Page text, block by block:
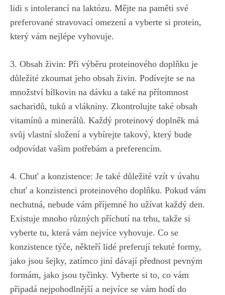
lidi s intolerancí na ⁤laktózu. Mějte ⁤na paměti své
preferované stravovací omezení a vyberte si protein,​
který vám nejlépe vyhovuje.
3. Obsah živin: Při výběru proteinového doplňku je
důležité zkoumat ⁤jeho‍ obsah‌ živin. ‌Podívejte⁤ se⁢ na
množství bílkovin na dávku a⁢ také na přítomnost
sacharidů, tuků a vlákniny. Zkontrolujte také obsah
vitamínů⁢ a minerálů. Každý⁢ proteinový doplněk má⁢
svůj vlastní složení a vybírejte takový, který bude​
odpovídat⁣ vašim ⁢potřebám a preferencím.
4. Chuť ⁤a konzistence: Je také​ důležité vzít⁣ v úvahu
chuť ⁣a konzistenci proteinového doplňku. Pokud vám ​
nechutná, nebude vám příjemné ho ‍užívat každý den.​
Existuje mnoho různých⁣ příchutí⁢ na ⁤trhu, takže si
vyberte tu, která‍ vám nejvíce vyhovuje. Co se
konzistence týče, ⁢někteří lidé preferují tekuté formy,
jako jsou šejky, zatímco jiní dávají přednost pevným​
formám, jako jsou tyčinky. Vyberte si to, co vám
připadá nejpohodlnější ​a nejvíce se vám hodí do